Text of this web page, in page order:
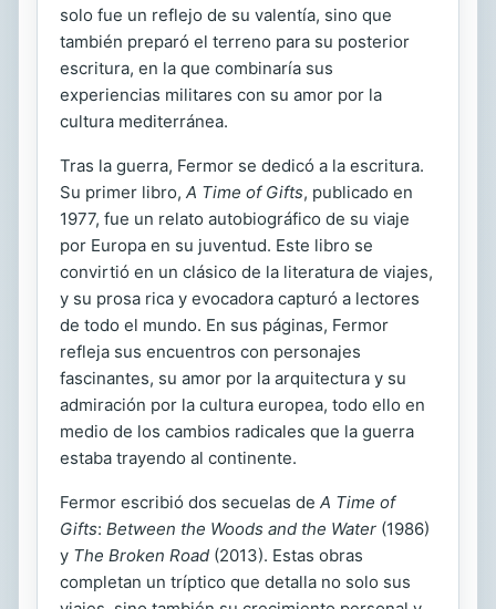
solo fue un reflejo de su valentía, sino que
también preparó el terreno para su posterior
escritura, en la que combinaría sus
experiencias militares con su amor por la
cultura mediterránea.
Tras la guerra, Fermor se dedicó a la escritura.
Su primer libro, A Time of Gifts, publicado en
1977, fue un relato autobiográfico de su viaje
por Europa en su juventud. Este libro se
convirtió en un clásico de la literatura de viajes,
y su prosa rica y evocadora capturó a lectores
de todo el mundo. En sus páginas, Fermor
refleja sus encuentros con personajes
fascinantes, su amor por la arquitectura y su
admiración por la cultura europea, todo ello en
medio de los cambios radicales que la guerra
estaba trayendo al continente.
Fermor escribió dos secuelas de A Time of
Gifts: Between the Woods and the Water (1986)
y The Broken Road (2013). Estas obras
completan un tríptico que detalla no solo sus